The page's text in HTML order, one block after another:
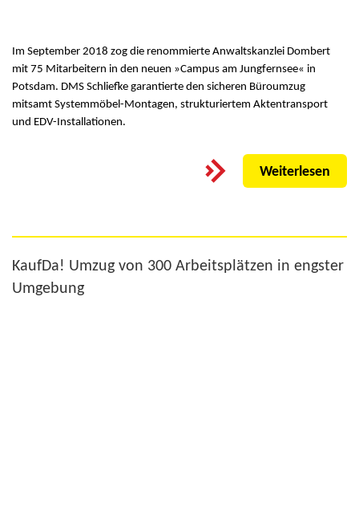
Im September 2018 zog die renommierte Anwaltskanzlei Dombert
mit 75 Mitarbeitern in den neuen »Campus am Jungfernsee« in
Potsdam. DMS Schliefke garantierte den sicheren Büroumzug
mitsamt Systemmöbel-Montagen, strukturiertem Aktentransport
und EDV-Installationen.
Weiterlesen
KaufDa! Umzug von 300 Arbeitsplätzen in engster
Umgebung